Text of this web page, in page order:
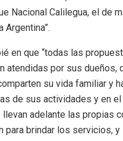
Nacional Calilegua, el de
en que “todas las
atendidas por sus dueños,
su vida familiar y
de sus actividades y en
adelante las propias
para brindar los servicios, y